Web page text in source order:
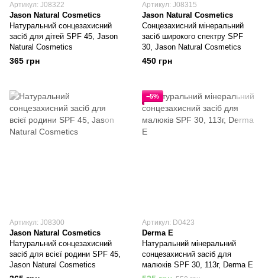
Артикул: J08322
Jason Natural Cosmetics
Натуральний сонцезахисний
засіб для дітей SPF 45, Jason
Natural Cosmetics
365 грн
Артикул: J08315
Jason Natural Cosmetics
Сонцезахисний мінеральний
засіб широкого спектру SPF
30, Jason Natural Cosmetics
450 грн
Артикул: J08300
Jason Natural Cosmetics
Натуральний сонцезахисний
засіб для всієї родини SPF 45,
Jason Natural Cosmetics
−5%
Артикул: D0423
Derma E
Натуральний мінеральний
сонцезахисний засіб для
малюків SPF 30, 113г, Derma E